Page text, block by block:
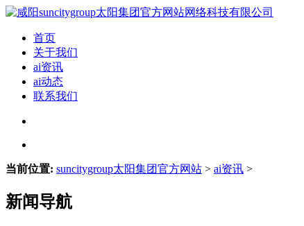
首页
关于我们
ai资讯
ai动态
联系我们
当前位置: suncitygroup太阳集团官方网站 > ai资讯 >
新闻导航